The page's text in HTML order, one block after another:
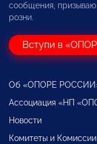
сообщения,
розни.
Вступи в
Об «ОПОРЕ
Ассоциация «НП
Новости
Комитеты и Комиссии